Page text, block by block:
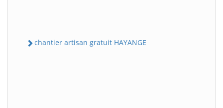
chantier artisan gratuit HAYANGE